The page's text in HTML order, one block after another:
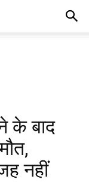
के बाद
नहीं